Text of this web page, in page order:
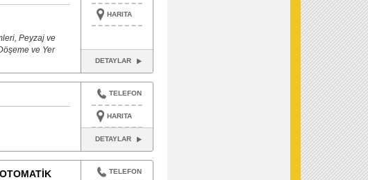
Peyzaj ve
ve Yer
HARITA
DETAYLAR
TELEFON
HARITA
DETAYLAR
TELEFON